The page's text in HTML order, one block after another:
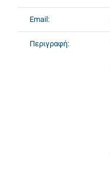
Email:
Περιγραφή: